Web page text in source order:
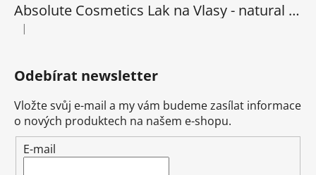
Absolute Cosmetics Lak na Vlasy - natural 1000 ml
Hodnocení produktu je 5 z 5 hvězdiček.
|
Odebírat newsletter
Vložte svůj e-mail a my vám budeme zasílat informace
o nových produktech na našem e-shopu.
E-mail